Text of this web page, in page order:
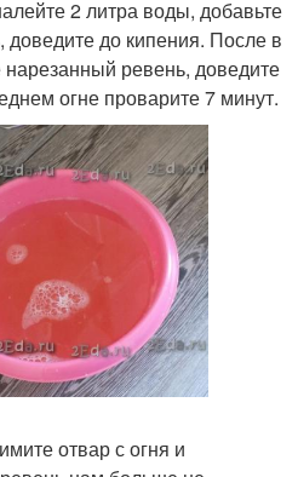
2 литра воды, добавьте
доведите до кипения. После в
ревень, доведите
огне проварите 7 минут.
отвар с огня и